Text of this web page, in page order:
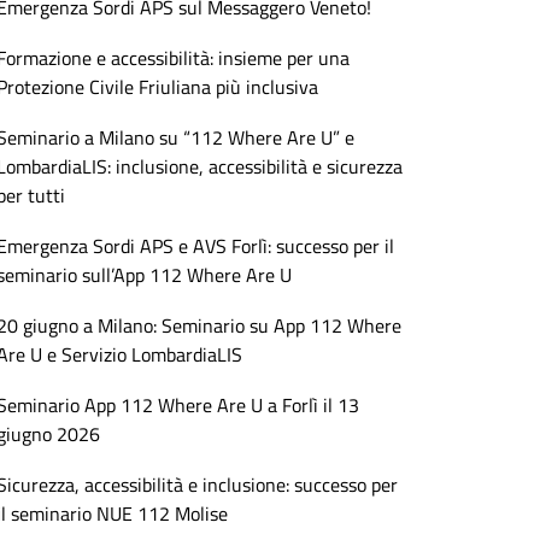
Sordi APS sul Messaggero Veneto!
e accessibilità: insieme per una
Civile Friuliana più inclusiva
a Milano su “112 Where Are U” e
inclusione, accessibilità e sicurezza
tutti
Sordi APS e AVS Forlì: successo per il
sull’App 112 Where Are U
giugno a Milano: Seminario su App 112 Where
U e Servizio LombardiaLIS
App 112 Where Are U a Forlì il 13
2026
accessibilità e inclusione: successo per
seminario NUE 112 Molise